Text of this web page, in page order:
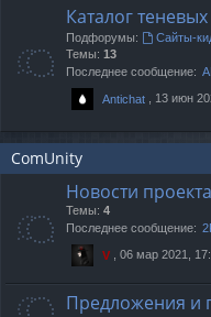
Каталог
Подфорумы: Сайты-
Темы: 13
Последнее сообщение:
Antichat , 13 июн
ComUnity
Новости проекта
Темы: 4
Последнее сообщение:
V , 06 мар 2021,
Предложения и